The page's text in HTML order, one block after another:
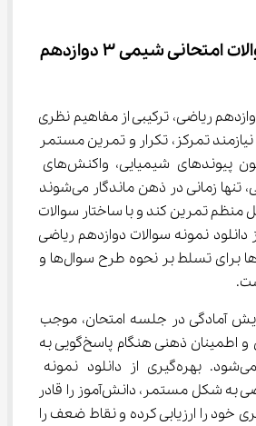
دانلود نمونه سوالات امتحانی شیمی ۳ دوازدهم
۳ پایه دوازدهم ریاضی، ترکیبی از مفاهیم نظری
تمرکز، تکرار و تمرین مستمر
می‌باشد. مباحثی چون پیوندهای شیمیایی، واکنش‌های
تعادلی و الکتروشیمی، تنها زمانی در ذهن ماندگار می‌شوند
شکل منظم تمرین کند و با ساختار سوالات
دانلود نمونه سوالات دوازدهم ریاضی
یکی از بهترین روش‌ها برای تسلط بر نحوه طرح سوال‌ها و
آمادگی در جلسه امتحان، موجب
تقویت مدیریت زمان و اطمینان ذهنی هنگام پاسخ‌گویی به
سوالات محاسباتی می‌شود. بهره‌گیری از دانلود نمونه
سوالات دوازدهم ریاضی به شکل مستمر، دانش‌آموز را قادر
خود را ارزیابی کرده و نقاط ضعف را